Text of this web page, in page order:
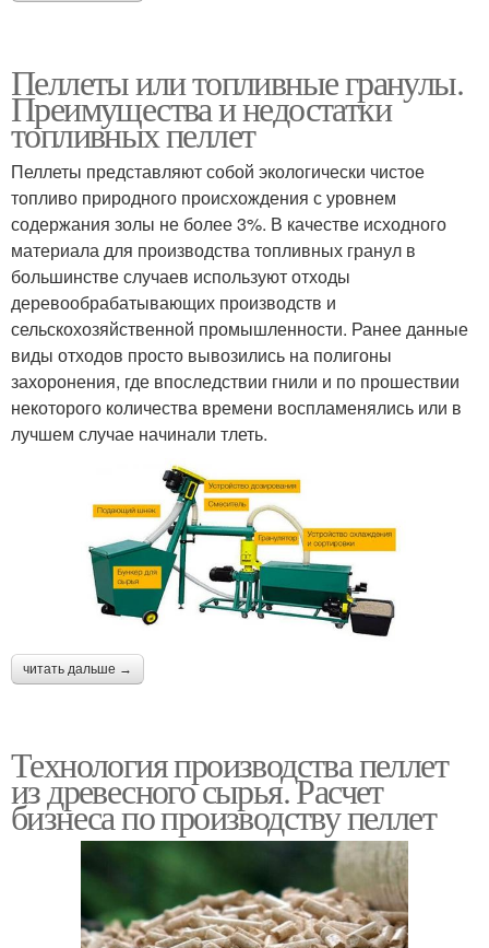
Пеллеты или топливные гранулы.
Преимущества и недостатки
топливных пеллет
Пеллеты представляют собой экологически чистое
топливо природного происхождения с уровнем
содержания золы не более 3%. В качестве исходного
материала для производства топливных гранул в
большинстве случаев используют отходы
деревообрабатывающих производств и
сельскохозяйственной промышленности. Ранее данные
виды отходов просто вывозились на полигоны
захоронения, где впоследствии гнили и по прошествии
некоторого количества времени воспламенялись или в
лучшем случае начинали тлеть.
читать дальше →
Технология производства пеллет
из древесного сырья. Расчет
бизнеса по производству пеллет